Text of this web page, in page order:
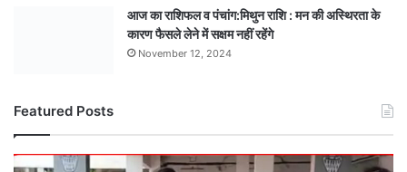
आज का राशिफल व पंचांग:मिथुन राशि : मन की अस्थिरता के
कारण फैसले लेने में सक्षम नहीं रहेंगे
November 12, 2024
Featured Posts